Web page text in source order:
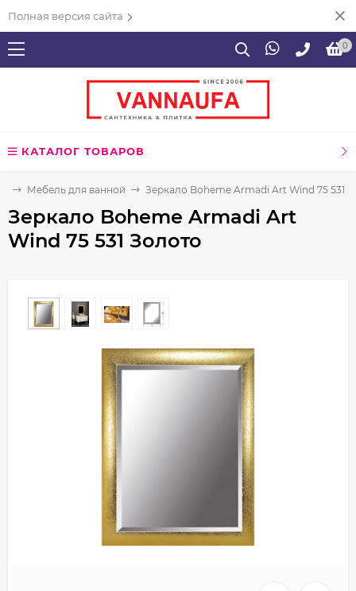
Полная версия сайта
0
КАТАЛОГ ТОВАРОВ
Мебель для ванной Зеркало Boheme Armadi Art Wind 75 531
Зеркало Boheme Armadi Art
Wind 75 531 Золото